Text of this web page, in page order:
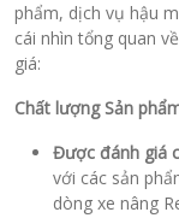
phẩm, dịch vụ hậu
cái nhìn tổng quan
giá:
Chất lượng Sản
Được đánh giá
với các sản
dòng xe nâng